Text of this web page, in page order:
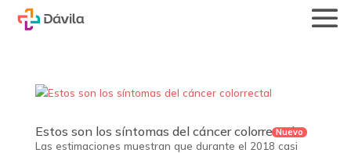
Estos son los síntomas del cáncer colorrectal
Las estimaciones muestran que durante el 2018 casi